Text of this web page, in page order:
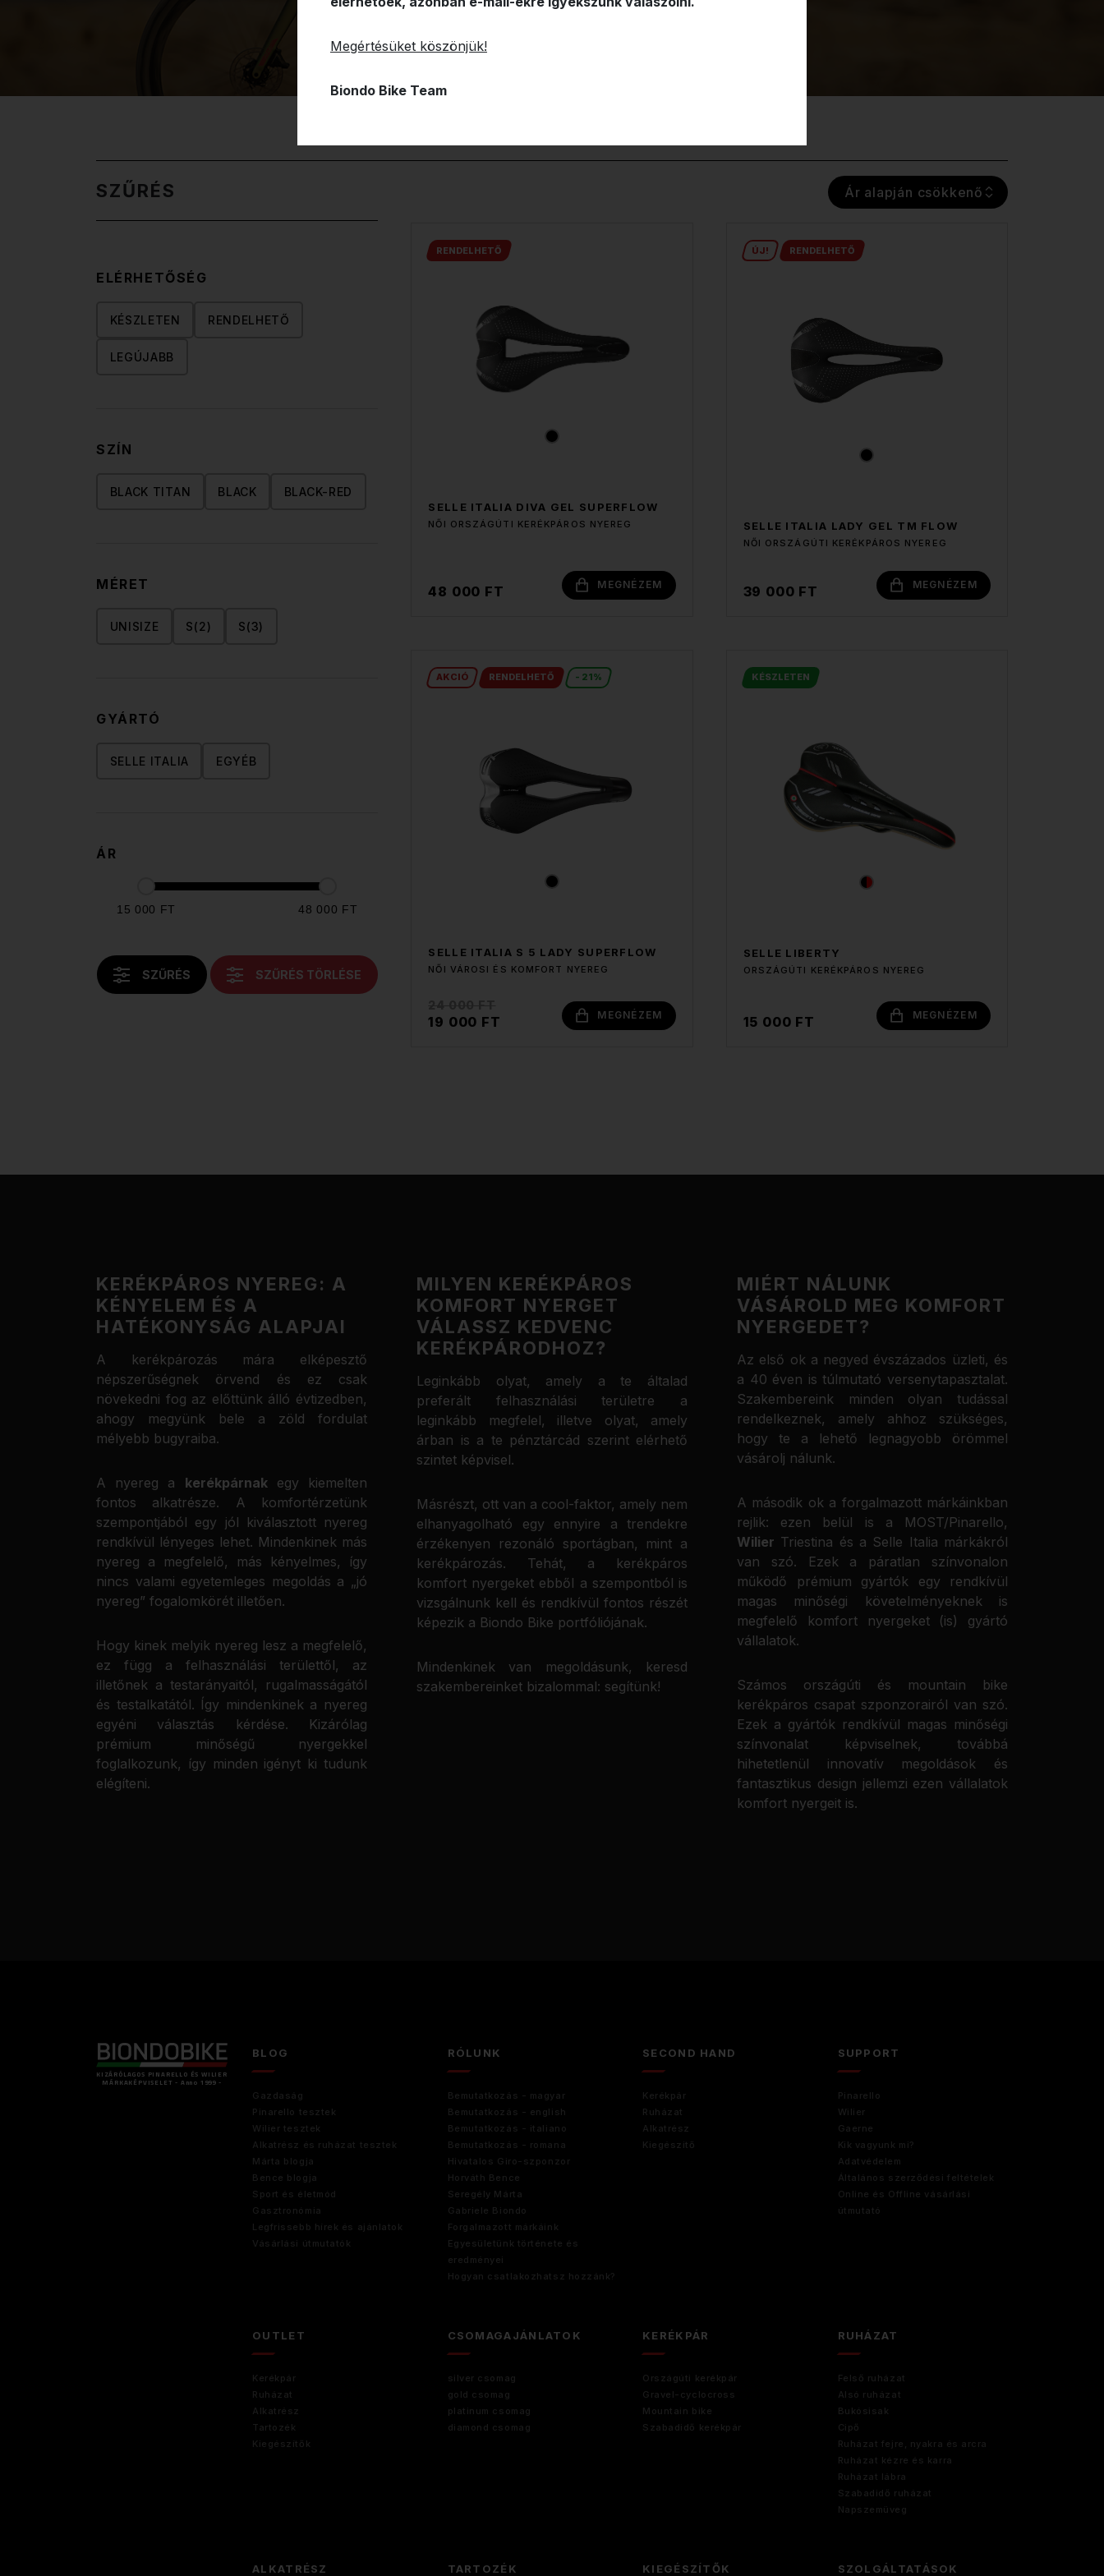
SZŰRÉS
ELÉRHETŐSÉG
KÉSZLETEN RENDELHETŐ
LEGÚJABB
SZÍN
BLACK TITAN BLACK BLACK-RED
MÉRET
UNISIZE S(2) S(3)
GYÁRTÓ
SELLE ITALIA EGYÉB
ÁR
15 000 FT 48 000 FT
SZŰRÉS SZŰRÉS TÖRLÉSE
Ár alapján csökkenő
RENDELHETŐ
SELLE ITALIA DIVA GEL SUPERFLOW
NŐI ORSZÁGÚTI KERÉKPÁROS NYEREG
48 000 FT MEGNÉZEM
ÚJ! RENDELHETŐ
SELLE ITALIA LADY GEL TM FLOW
NŐI ORSZÁGÚTI KERÉKPÁROS NYEREG
39 000 FT MEGNÉZEM
AKCIÓ RENDELHETŐ - 21%
SELLE ITALIA S 5 LADY SUPERFLOW
NŐI VÁROSI ÉS KOMFORT NYEREG
19 000 FT MEGNÉZEM
KÉSZLETEN
SELLE LIBERTY
ORSZÁGÚTI KERÉKPÁROS NYEREG
15 000 FT MEGNÉZEM
KERÉKPÁROS NYEREG: A
KÉNYELEM ÉS A
HATÉKONYSÁG ALAPJAI
A kerékpározás mára elképesztő
népszerűségnek örvend és ez csak
növekedni fog az előttünk álló évtizedben,
ahogy megyünk bele a zöld fordulat
mélyebb bugyraiba.
A nyereg a kerékpárnakegy kiemelten
fontos alkatrésze. A komfortérzetünk
szempontjából egy jól kiválasztott nyereg
rendkívül lényeges lehet. Mindenkinek más
nyereg a megfelelő, más kényelmes, így
nincs valami egyetemleges megoldás a „jó
nyereg” fogalomkörét illetően.
Hogy kinek melyik nyereg lesz a megfelelő,
ez függ a felhasználási területtől, az
illetőnek a testarányaitól, rugalmasságától
és testalkatától. Így mindenkinek a nyereg
egyéni választás kérdése. Kizárólag
prémium minőségű nyergekkel
foglalkozunk, így minden igényt ki tudunk
elégíteni.
MILYEN KERÉKPÁROS
KOMFORT NYERGET
VÁLASSZ KEDVENC
KERÉKPÁRODHOZ?
Leginkább olyat, amely a te általad
preferált felhasználási területre a
leginkább megfelel, illetve olyat, amely
árban is a te pénztárcád szerint elérhető
szintet képvisel.
Másrészt, ott van a cool-faktor, amely nem
elhanyagolható egy ennyire a trendekre
érzékenyen rezonáló sportágban, mint a
kerékpározás. Tehát, a kerékpáros
komfort nyergeket ebből a szempontból is
vizsgálnunk kell és rendkívül fontos részét
képezik a Biondo Bike portfóliójának.
Mindenkinek van megoldásunk, keresd
szakembereinket bizalommal: segítünk!
MIÉRT NÁLUNK
VÁSÁROLD MEG KOMFORT
NYERGEDET?
Az első ok a negyed évszázados üzleti, és
a 40 éven is túlmutató versenytapasztalat.
Szakembereink minden olyan tudással
rendelkeznek, amely ahhoz szükséges,
hogy te a lehető legnagyobb örömmel
vásárolj nálunk.
A második ok a forgalmazott márkáinkban
rejlik: ezen belül is a MOST/Pinarello,
Wilier Triestina és a Selle Italia márkákról
van szó. Ezek a páratlan színvonalon
működő prémium gyártók egy rendkívül
magas minőségi követelményeknek is
megfelelő komfort nyergeket (is) gyártó
vállalatok.
Számos országúti és mountain bike
kerékpáros csapat szponzorairól van szó.
Ezek a gyártók rendkívül magas minőségi
színvonalat képviselnek, továbbá
hihetetlenül innovatív megoldások és
fantasztikus design jellemzi ezen vállalatok
komfort nyergeit is.
KIZÁRÓLAGOS PINARELLO ÉS WILIER
MÁRKAKÉPVISELET - Anno 1999 -
BLOG
Gazdaság
Pinarello tesztek
Wilier tesztek
Alkatrész és ruházat tesztek
Márta blogja
Bence blogja
Sport és életmód
Gasztronómia
Legfrissebb hírek és ajánlatok
Vásárlási útmutatók
RÓLUNK
Bemutatkozás - magyar
Bemutatkozás - english
Bemutatkozás - italiano
Bemutatkozás - romana
Hivatalos Giro-szponzor
Horváth Bence
Seregély Márta
Gabriele Biondo
Forgalmazott márkáink
Egyesületünk története és
eredményei
Hogyan csatlakozhatsz hozzánk?
SECOND HAND
Kerékpár
Ruházat
Alkatrész
Kiegészitő
SUPPORT
Pinarello
Wilier
Gaerne
Kik vagyunk mi?
Adatvédelem
Általános szerződési feltételek
Online és Offline vásárlási
útmutató
OUTLET
Kerékpár
Ruházat
Alkatrész
Tartozék
Kiegészítők
CSOMAGAJÁNLATOK
silver csomag
gold csomag
platinum csomag
diamond csomag
KERÉKPÁR
Országúti kerékpár
Gravel-cyclocross
Mountain bike
Szabadidő kerékpár
RUHÁZAT
Felső ruházat
Alsó ruházat
Bukósisak
Cipő
Ruházat fejre, nyakra és arcra
Ruházat kézre és karra
Ruházat lábra
Szabadidő ruházat
Napszemüveg
ALKATRÉSZ TARTOZÉK KIEGÉSZÍTŐK SZOLGÁLTATÁSOK
Megértésüket köszönjük!
Biondo Bike Team